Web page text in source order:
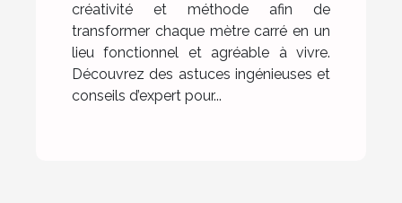
créativité et méthode afin de
transformer chaque mètre carré en un
lieu fonctionnel et agréable à vivre.
Découvrez des astuces ingénieuses et
conseils d’expert pour...